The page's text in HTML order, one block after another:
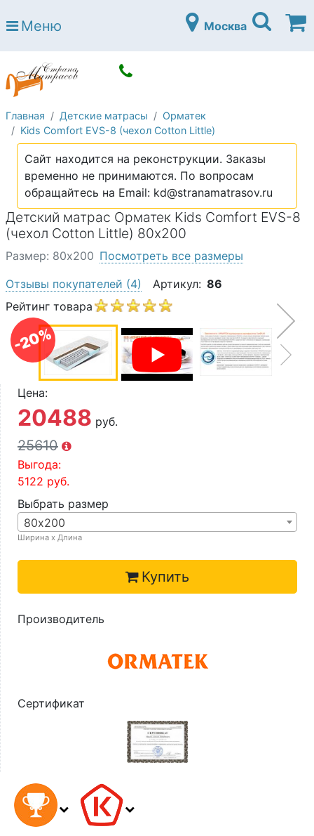
Страна матрасов
Open submenu (Матрасы)
Open submenu (Кровати)
Кровати
Open submenu (Аксессуары)
Open submenu (Диваны)
Диваны
Open submenu (Постельное белье)
Постельное белье
Open submenu (Мебель)
Мебель
Open submenu (Основания)
Основания
Open submenu (Детские матрасы)
Детские матрасы
Open submenu (Детские кровати)
Детские кровати
Open submenu (Шкафы)
Шкафы
О компании
Контакты
Доставка по городу
Меню Москва
Главная Детские матрасы
Орматек
Kids Comfort EVS-8 (чехол Cotton Little)
Сайт находится на реконструкции. Заказы
временно не принимаются. По вопросам
обращайтесь на Email: kd@stranamatrasov.ru
Детский матрас Орматек Kids Comfort EVS-8
(чехол Cotton Little) 80х200
-20%
Размер: 80х200 Посмотреть все размеры
Отзывы покупателей (4) Артикул: 86
Рейтинг товара
Цена:
20488 руб.
25610
Выгода:
5122 руб.
Выбрать размер
80х200
Ширина х Длина
Купить
Производитель
Сертификат